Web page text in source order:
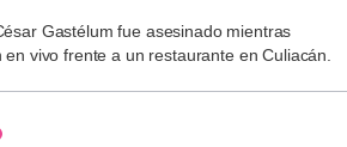
Gastélum fue asesinado mientras
vivo frente a un restaurante en Culiacán.